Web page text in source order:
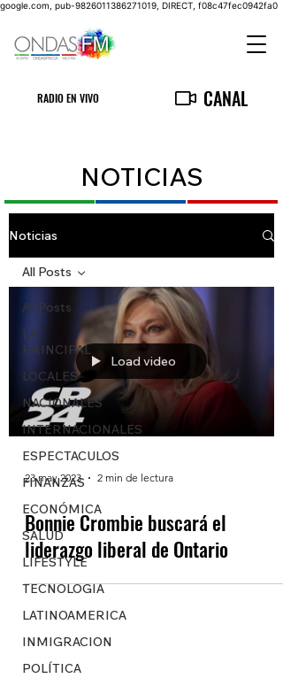
google.com, pub-9826011386271019, DIRECT, f08c47fec0942fa0
RADIO EN VIVO CANAL
NOTICIAS
Noticias
All Posts
LA
PRINCIPAL
LOCALES
NACIONALES
INTERNACIONALES
ESPECTACULOS
FINANZAS
ECONÓMICA
SALUD
LIFESTYLE
TECNOLOGIA
LATINOAMERICA
INMIGRACION
POLÍTICA
All Posts
Load video
23 may 2023 2 min de lectura
Bonnie Crombie buscará el
liderazgo liberal de Ontario